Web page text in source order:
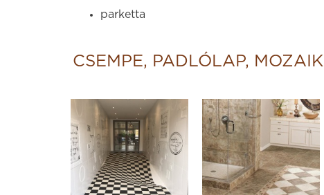
parketta
CSEMPE, PADLÓLAP, MOZAIK